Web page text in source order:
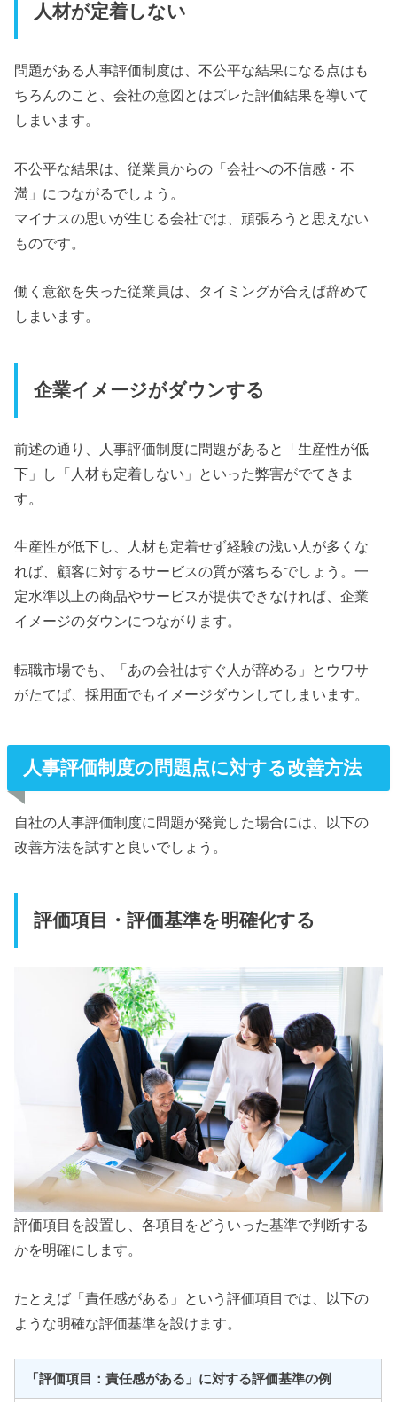
人材が定着しない
問題がある人事評価制度は、不公平な結果になる点はも
ちろんのこと、会社の意図とはズレた評価結果を導いて
しまいます。
不公平な結果は、従業員からの「会社への不信感・不
満」につながるでしょう。
マイナスの思いが生じる会社では、頑張ろうと思えない
ものです。
働く意欲を失った従業員は、タイミングが合えば辞めて
しまいます。
企業イメージがダウンする
前述の通り、人事評価制度に問題があると「生産性が低
下」し「人材も定着しない」といった弊害がでてきま
す。
生産性が低下し、人材も定着せず経験の浅い人が多くな
れば、顧客に対するサービスの質が落ちるでしょう。一
定水準以上の商品やサービスが提供できなければ、企業
イメージのダウンにつながります。
転職市場でも、「あの会社はすぐ人が辞める」とウワサ
がたてば、採用面でもイメージダウンしてしまいます。
人事評価制度の問題点に対する改善方法
自社の人事評価制度に問題が発覚した場合には、以下の
改善方法を試すと良いでしょう。
評価項目・評価基準を明確化する
評価項目を設置し、各項目をどういった基準で判断する
かを明確にします。
たとえば「責任感がある」という評価項目では、以下の
ような明確な評価基準を設けます。
「評価項目：責任感がある」に対する評価基準の例